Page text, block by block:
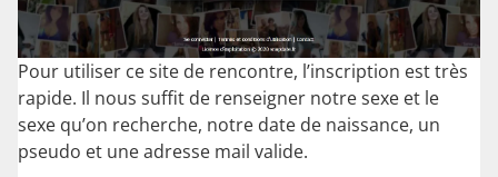
Pour utiliser ce site de rencontre, l’inscription est très
rapide. Il nous suffit de renseigner notre sexe et le
sexe qu’on recherche, notre date de naissance, un
pseudo et une adresse mail valide.